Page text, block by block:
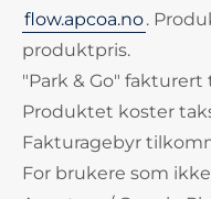
flow.apcoa.no.
produktpris.
"Park & Go"
Produktet koster
Fakturagebyr
For brukere som